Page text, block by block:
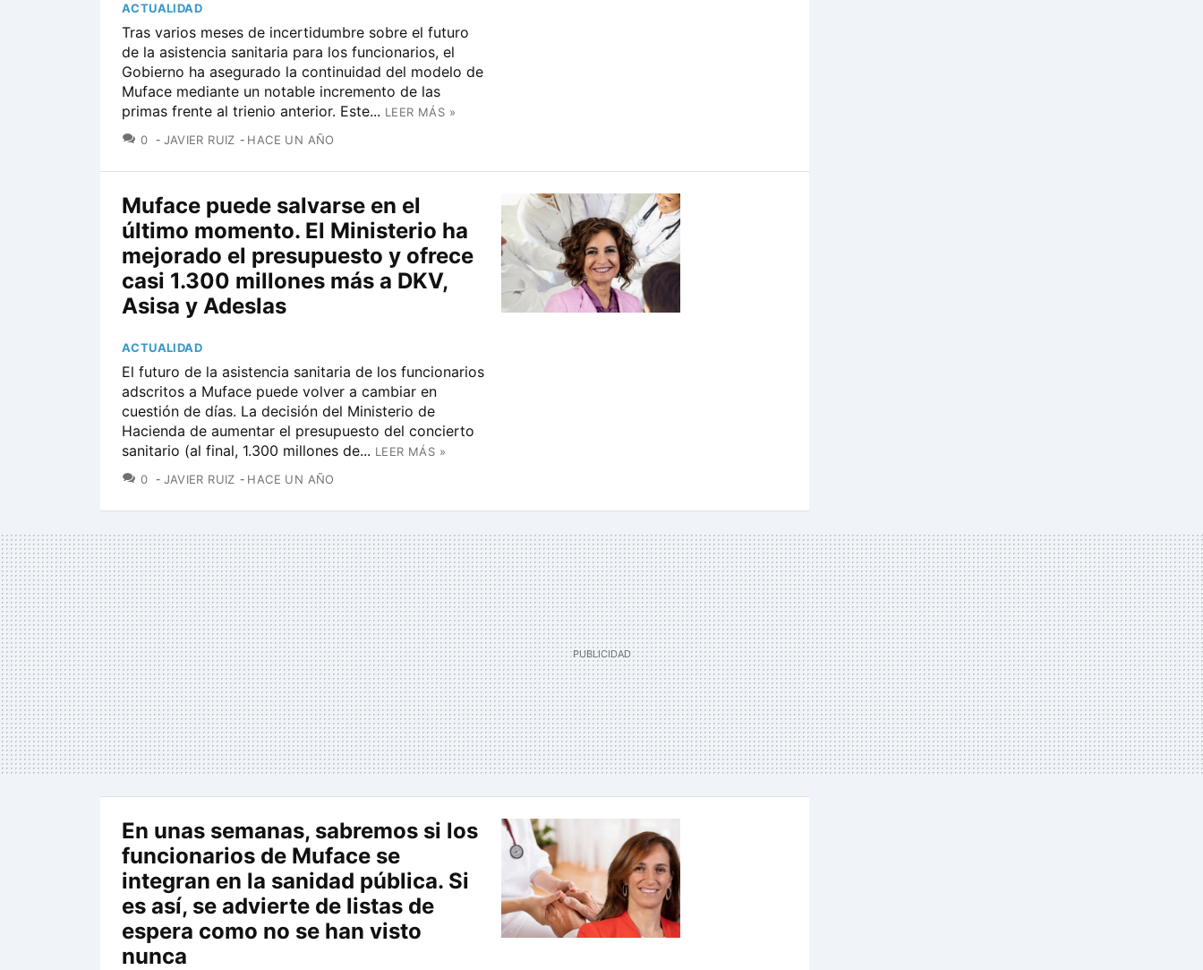
ACTUALIDAD
Tras varios meses de incertidumbre sobre el futuro
de la asistencia sanitaria para los funcionarios, el
Gobierno ha asegurado la continuidad del modelo de
Muface mediante un notable incremento de las
primas frente al trienio anterior. Este... LEER MÁS »
0 COMENTARIOS
JAVIER RUIZ HACE UN AÑO
Muface puede salvarse en el
último momento. El Ministerio ha
mejorado el presupuesto y ofrece
casi 1.300 millones más a DKV,
Asisa y Adeslas
ACTUALIDAD
El futuro de la asistencia sanitaria de los funcionarios
adscritos a Muface puede volver a cambiar en
cuestión de días. La decisión del Ministerio de
Hacienda de aumentar el presupuesto del concierto
sanitario (al final, 1.300 millones de... LEER MÁS »
0 COMENTARIOS
JAVIER RUIZ HACE UN AÑO
En unas semanas, sabremos si los
funcionarios de Muface se
integran en la sanidad pública. Si
es así, se advierte de listas de
espera como no se han visto
nunca